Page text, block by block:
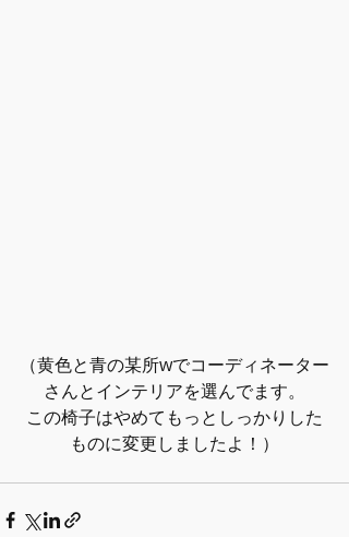
（黄色と青の某所wでコーディネーター
さんとインテリアを選んでます。
この椅子はやめてもっとしっかりした
ものに変更しましたよ！）